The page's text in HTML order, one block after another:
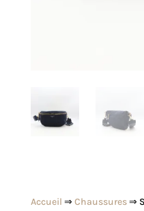
Accueil ⇒ Chaussures⇒